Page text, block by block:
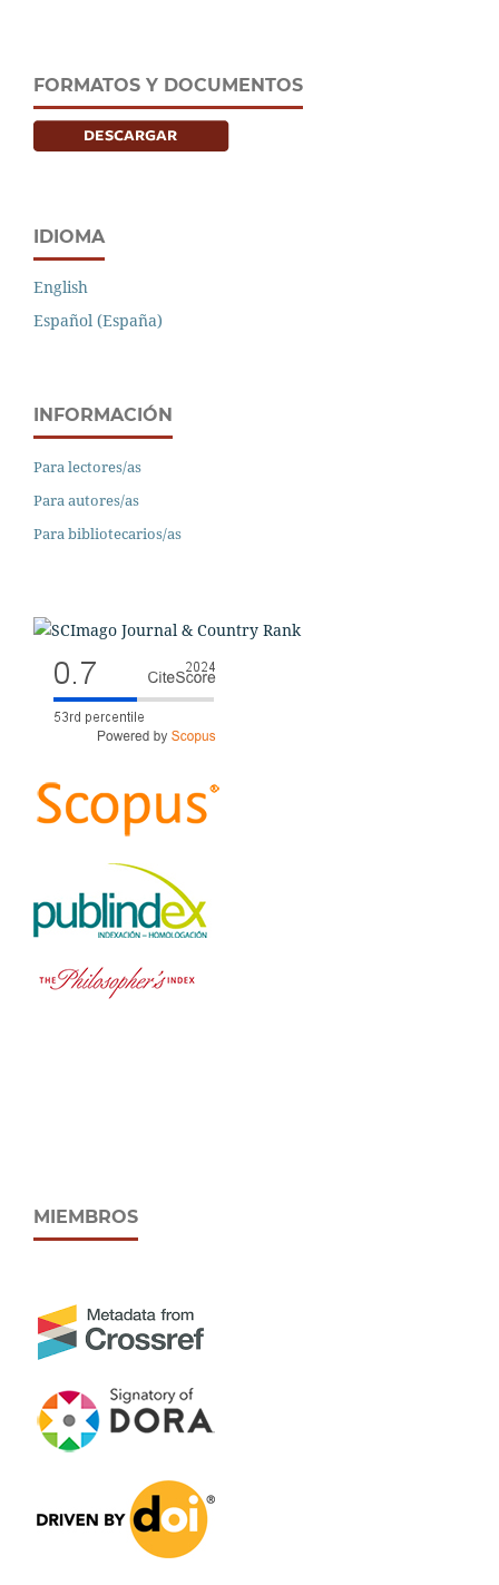
FORMATOS Y DOCUMENTOS
IDIOMA
English
Español (España)
INFORMACIÓN
Para lectores/as
Para autores/as
Para bibliotecarios/as
MIEMBROS